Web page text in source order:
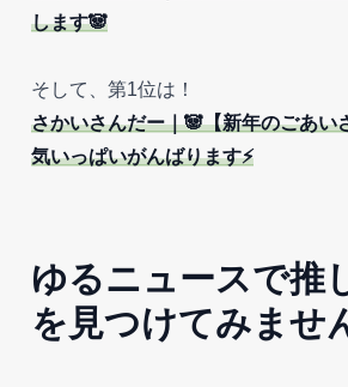
します🐼
そして、第1位は！
さかいさんだー｜🐼【新年のごあい
気いっぱいがんばります⚡️
ゆるニュースで推
を見つけてみませ